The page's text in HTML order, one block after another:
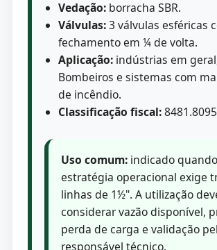
Vedação:borracha SBR.
Válvulas:3 válvulas esféricas
fechamento em ¼ de volta.
Aplicação:indústrias em
Bombeiros e sistemas com
de incêndio.
Classificação fiscal:
Uso comum:indicado
estratégia operacional exige
linhas de 1½". A utilização
considerar vazão disponível,
perda de carga e validação
responsável técnico.